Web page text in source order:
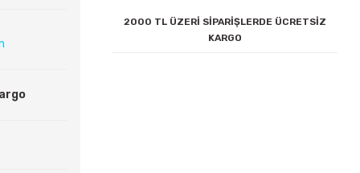
2000 TL ÜZERİ SİPARİŞLERDE ÜCRETSİZ
KARGO